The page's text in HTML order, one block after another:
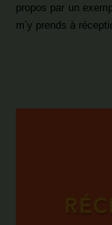
propos par un
m’y prends à